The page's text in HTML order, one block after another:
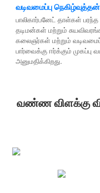
வடிவமைப்பு
பாலிகார்பனேட் தாள்கள்
தடிமன்கள் மற்றும்
கலைஞர்கள் மற்றும்
பார்வைக்கு ஈர்க்கும் முகப்பு
அனுமதிக்கிறது.
வண்ண விளக்கு